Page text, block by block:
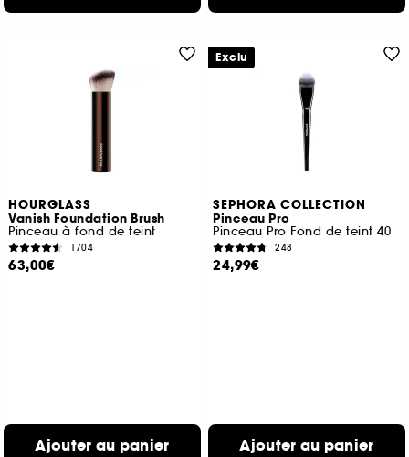
HOURGLASS
Vanish Foundation Brush
Pinceau à fond de teint
1704
63,00€
Ajouter au panier
SEPHORA COLLECTION
Pinceau Pro
Pinceau Pro Fond de teint 40
248
24,99€
Ajouter au panier
Exclu